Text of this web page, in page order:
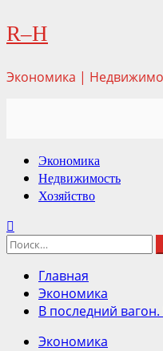
Перейти
к
R–H
Экономика |
Основное
меню
Экономика
Недвижимость
Хозяйство
Найти:
Главная
Экономика
В последний
Экономика